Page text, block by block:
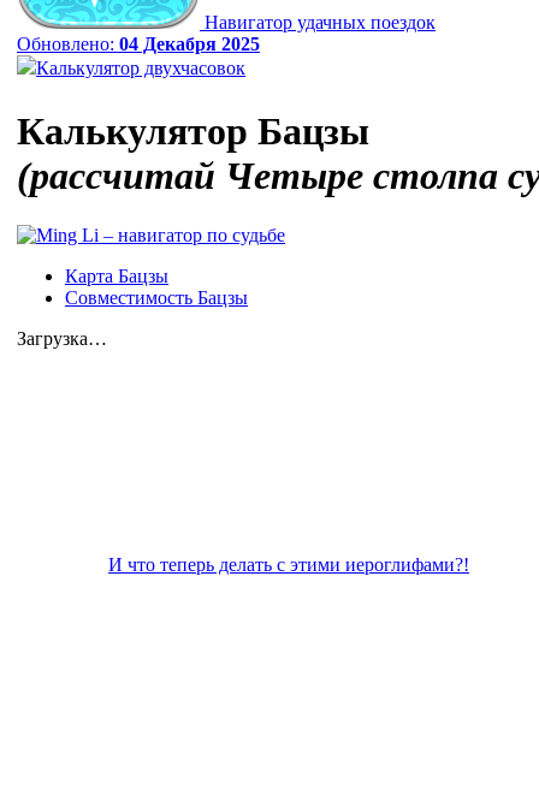
Навигатор удачных поездок
Обновлено: 04 Декабря 2025
Калькулятор двухчасовок
Калькулятор Бацзы
(рассчитай Четыре столпа
Карта Бацзы
Совместимость Бацзы
Загрузка…
И что теперь делать с этими иероглифами?!